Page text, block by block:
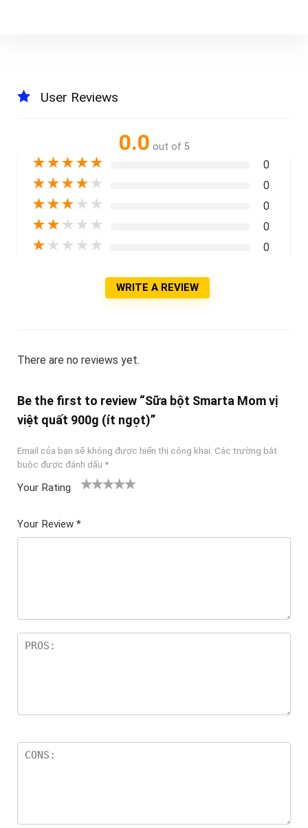
User Reviews
0.0 out of 5
★★★★★ 0
★★★★ ★ 0
★★★ ★ ★ 0
★★ ★ ★ ★ 0
★ ★ ★ ★ ★ 0
WRITE A REVIEW
There are no reviews yet.
Be the first to review “Sữa bột Smarta Mom vị
việt quất 900g (ít ngọt)”
Email của bạn sẽ không được hiển thị công khai. Các trường bắt
buộc được đánh dấu *
Your Rating
ê
5
Your Review *